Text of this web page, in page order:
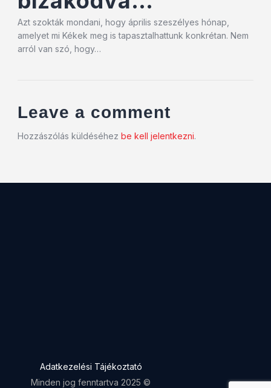
Azt szokták mondani, hogy április szeszélyes hónap,
amelyet mi Kékek meg is tapasztalhattunk konkrétan. Nem
arról van szó, hogy…
Leave a comment
Hozzászólás küldéséhez be kell jelentkezni.
Adatkezelési Tájékoztató
Minden jog fenntartva 2025 ©